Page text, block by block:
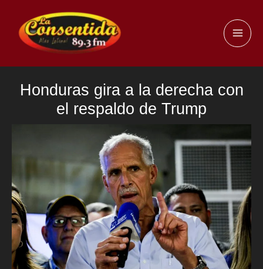
contenido
Honduras gira a la derecha con
el respaldo de Trump